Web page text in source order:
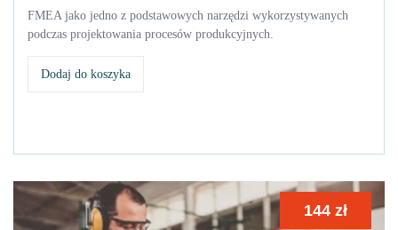
FMEA jako jedno z podstawowych narzędzi wykorzystywanych
podczas projektowania procesów produkcyjnych.
Dodaj do koszyka
144 zł